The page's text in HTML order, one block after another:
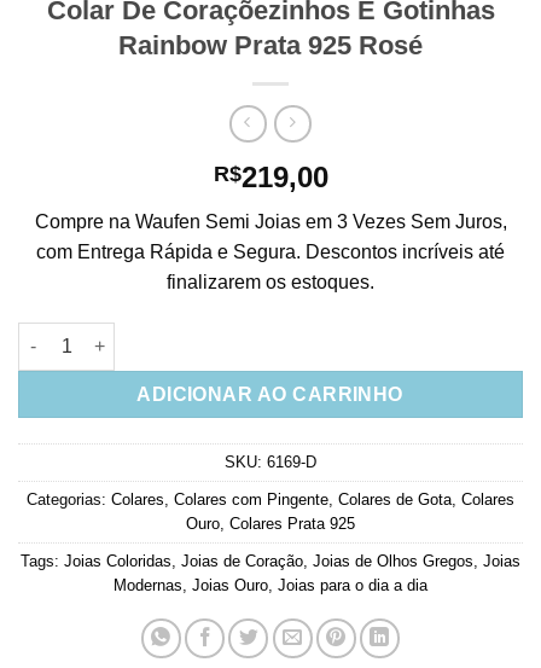
Colar De Coraçõezinhos E Gotinhas
Rainbow Prata 925 Rosé
R$219,00
Compre na Waufen Semi Joias em 3 Vezes Sem Juros,
com Entrega Rápida e Segura. Descontos incríveis até
finalizarem os estoques.
Colar De Coraçõezinhos E Gotinhas Rainbow Prata 925 Rosé
ADICIONAR AO CARRINHO
SKU: 6169-D
Categorias: Colares Colares com Pingente Colares de Gota Colares
Ouro Colares Prata 925
Tags: Joias Coloridas Joias de Coração Joias de Olhos Gregos Joias
Modernas Joias Ouro Joias para o dia a dia